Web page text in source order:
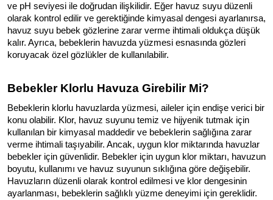
ve pH seviyesi ile doğrudan ilişkilidir. Eğer havuz suyu düzenli
olarak kontrol edilir ve gerektiğinde kimyasal dengesi ayarlanırsa,
havuz suyu bebek gözlerine zarar verme ihtimali oldukça düşük
kalır. Ayrıca, bebeklerin havuzda yüzmesi esnasında gözleri
koruyacak özel gözlükler de kullanılabilir.
Bebekler Klorlu Havuza Girebilir Mi?
Bebeklerin klorlu havuzlarda yüzmesi, aileler için endişe verici bir
konu olabilir. Klor, havuz suyunu temiz ve hijyenik tutmak için
kullanılan bir kimyasal maddedir ve bebeklerin sağlığına zarar
verme ihtimali taşıyabilir. Ancak, uygun klor miktarında havuzlar
bebekler için güvenlidir. Bebekler için uygun klor miktarı, havuzun
boyutu, kullanımı ve havuz suyunun sıklığına göre değişebilir.
Havuzların düzenli olarak kontrol edilmesi ve klor dengesinin